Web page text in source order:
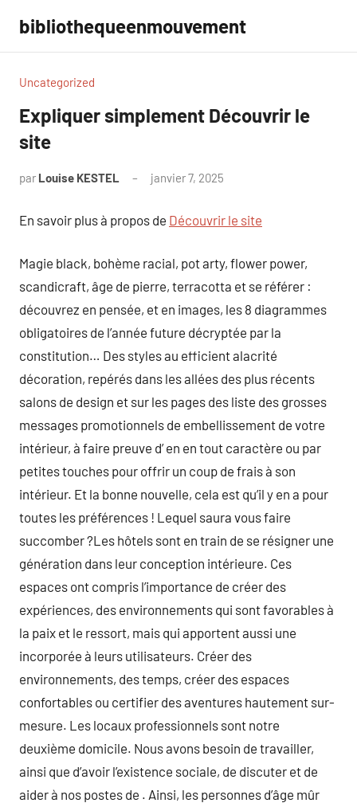
contenu
bibliothequeenmouvement
Uncategorized
Expliquer simplement Découvrir le
site
par Louise KESTEL janvier 7, 2025
En savoir plus à propos de Découvrir le site
Magie black, bohème racial, pot arty, flower power,
scandicraft, âge de pierre, terracotta et se référer :
découvrez en pensée, et en images, les 8 diagrammes
obligatoires de l’année future décryptée par la
constitution… Des styles au efficient alacrité
décoration, repérés dans les allées des plus récents
salons de design et sur les pages des liste des grosses
messages promotionnels de embellissement de votre
intérieur, à faire preuve d’ en en tout caractère ou par
petites touches pour offrir un coup de frais à son
intérieur. Et la bonne nouvelle, cela est qu’il y en a pour
toutes les préférences ! Lequel saura vous faire
succomber ?Les hôtels sont en train de se résigner une
génération dans leur conception intérieure. Ces
espaces ont compris l’importance de créer des
expériences, des environnements qui sont favorables à
la paix et le ressort, mais qui apportent aussi une
incorporée à leurs utilisateurs. Créer des
environnements, des temps, créer des espaces
confortables ou certifier des aventures hautement sur-
mesure. Les locaux professionnels sont notre
deuxième domicile. Nous avons besoin de travailler,
ainsi que d’avoir l’existence sociale, de discuter et de
aider à nos postes de . Ainsi, les personnes d’âge mûr